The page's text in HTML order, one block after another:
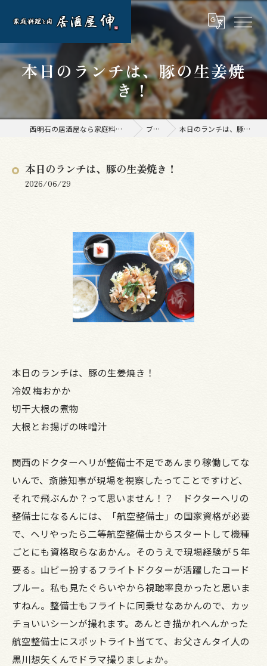
本日のランチは、豚の生姜焼
き！
西明石の居酒屋なら家庭料理と肉 居酒屋 伸 ブログ 本日のランチは、豚の生姜焼き！
本日のランチは、豚の生姜焼き！
2026/06/29
本日のランチは、豚の生姜焼き！
冷奴 梅おかか
切干大根の煮物
大根とお揚げの味噌汁
関西のドクターヘリが整備士不足であんまり稼働してな
いんで、斎藤知事が現場を視察したってことですけど、
それで飛ぶんか？って思いません！？ ドクターヘリの
整備士になるんには、「航空整備士」の国家資格が必要
で、ヘリやったら二等航空整備士からスタートして機種
ごとにも資格取らなあかん。そのうえで現場経験が５年
要る。山ピー扮するフライトドクターが活躍したコード
ブルー。私も見たぐらいやから視聴率良かったと思いま
すねん。整備士もフライトに同乗せなあかんので、カッ
チョいいシーンが撮れます。あんとき描かれへんかった
航空整備士にスポットライト当てて、お父さんタイ人の
黒川想矢くんでドラマ撮りましょか。